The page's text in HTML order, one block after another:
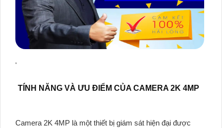
'
TÍNH NĂNG VÀ ƯU ĐIỂM CỦA CAMERA 2K 4MP
Camera 2K 4MP là một thiết bị giám sát hiện đại được